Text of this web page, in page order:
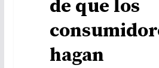
de que los
hagan